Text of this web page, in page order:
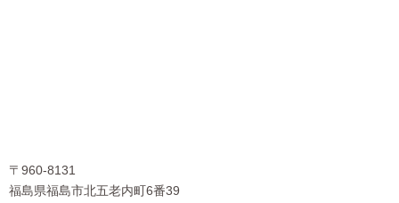
〒960-8131
福島県福島市北五老内町6番39